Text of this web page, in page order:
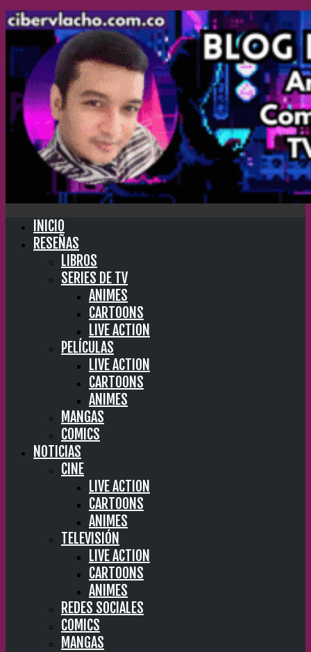
INICIO
RESEÑAS
LIBROS
SERIES DE TV
ANIMES
CARTOONS
LIVE ACTION
PELÍCULAS
LIVE ACTION
CARTOONS
ANIMES
MANGAS
COMICS
NOTICIAS
CINE
LIVE ACTION
CARTOONS
ANIMES
TELEVISIÓN
LIVE ACTION
CARTOONS
ANIMES
REDES SOCIALES
COMICS
MANGAS